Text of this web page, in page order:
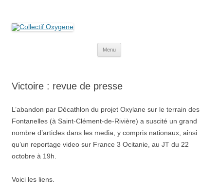
Menu
Victoire : revue de presse
L’abandon par Décathlon du projet Oxylane sur le terrain des
Fontanelles (à Saint-Clément-de-Rivière) a suscité un grand
nombre d’articles dans les media, y compris nationaux, ainsi
qu’un reportage video sur France 3 Ocitanie, au JT du 22
octobre à 19h.
Voici les liens.